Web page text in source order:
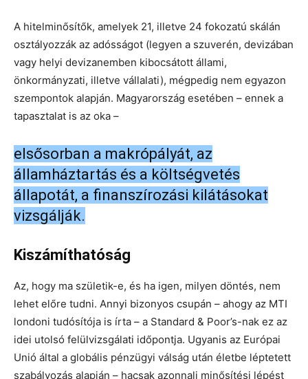
A hitelminősítők, amelyek 21, illetve 24 fokozatú skálán
osztályozzák az adósságot (legyen a szuverén, devizában
vagy helyi devizanemben kibocsátott állami,
önkormányzati, illetve vállalati), mégpedig nem egyazon
szempontok alapján. Magyarország esetében – ennek a
tapasztalat is az oka –
elsősorban a makrópályát, az
államháztartás és a költségvetés
állapotát, a finanszírozási kilátásokat
vizsgálják.
Kiszámíthatóság
Az, hogy ma születik-e, és ha igen, milyen döntés, nem
lehet előre tudni. Annyi bizonyos csupán – ahogy az MTI
londoni tudósítója is írta – a Standard & Poor’s-nak ez az
idei utolsó felülvizsgálati időpontja. Ugyanis az Európai
Unió által a globális pénzügyi válság után életbe léptetett
szabályozás alapján – hacsak azonnali minősítési lépést